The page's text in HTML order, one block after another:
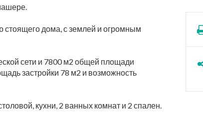
стоящего дома, с землей и огромным
сети и 7800 м2 общей площади
застройки 78 м2 и возможность
кухни, 2 ванных комнат и 2 спален.